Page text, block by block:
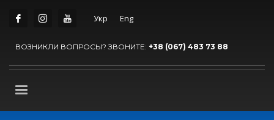
Укр Eng
ВОЗНИКЛИ ВОПРОСЫ? ЗВОНИТЕ: +38 (067) 483 73 88